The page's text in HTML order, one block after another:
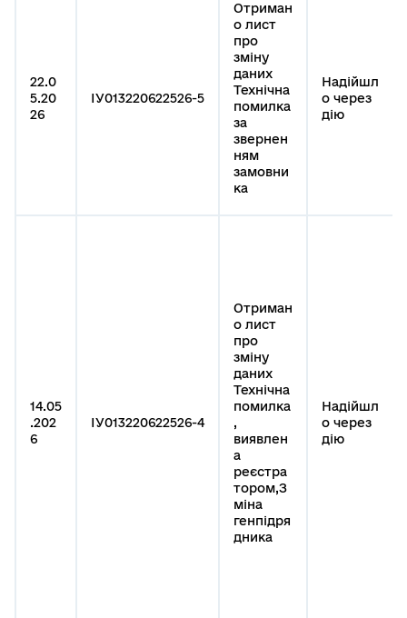
22.0
5.20
26
ІУ013220622526-5
Отриман
о лист
про
зміну
даних
Технічна
помилка
за
звернен
ням
замовни
ка
Надійшл
о через
дію
14.05
.202
6
ІУ013220622526-4
Отриман
о лист
про
зміну
даних
Технічна
помилка
,
виявлен
а
реєстра
тором,З
міна
генпідря
дника
Надійшл
о через
дію